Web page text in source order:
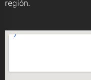
región.